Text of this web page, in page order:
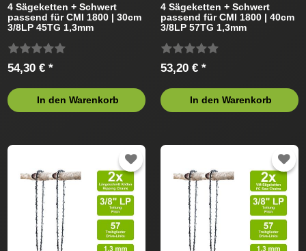
4 Sägeketten + Schwert
passend für CMI 1800 | 30cm
3/8LP 45TG 1,3mm
54,30 € *
In den Warenkorb
4 Sägeketten + Schwert
passend für CMI 1800 | 40cm
3/8LP 57TG 1,3mm
53,20 € *
In den Warenkorb